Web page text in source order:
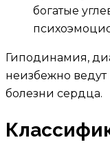
богатые
Гиподинамия,
неизбежно
болезни сердца.